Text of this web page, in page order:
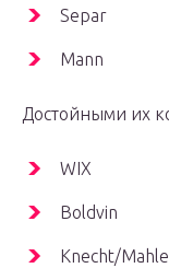
Separ
Mann
Достойными их
WIX
Boldvin
Knecht/Mahle